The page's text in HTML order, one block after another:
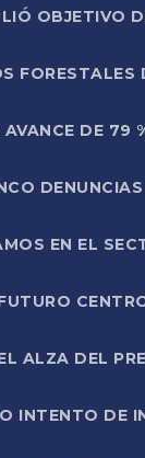
OBJETIVO
DE
EN EL
ALZA DEL
INTENTO DE